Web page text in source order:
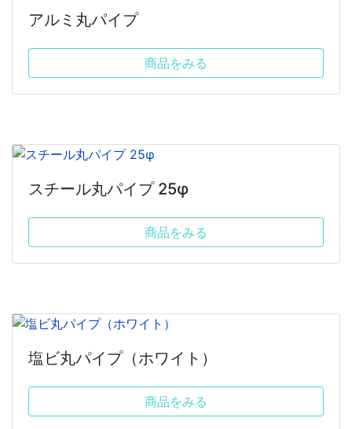
アルミ丸パイプ
商品をみる
スチール丸パイプ 25φ
商品をみる
塩ビ丸パイプ（ホワイト）
商品をみる